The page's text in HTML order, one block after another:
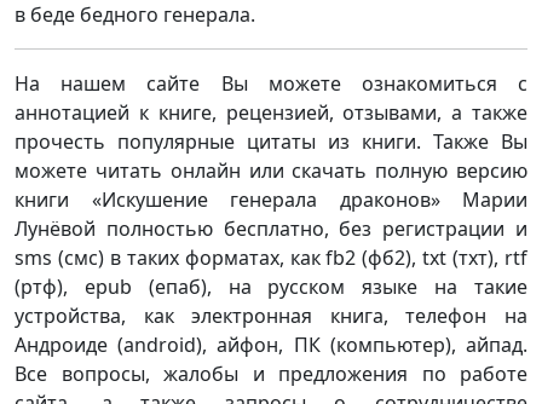
в беде бедного генерала.
На нашем сайте Вы можете ознакомиться с
аннотацией к книге, рецензией, отзывами, а также
прочесть популярные цитаты из книги. Также Вы
можете читать онлайн или скачать полную версию
книги «Искушение генерала драконов» Марии
Лунёвой полностью бесплатно, без регистрации и
sms (смс) в таких форматах, как fb2 (фб2), txt (тхт), rtf
(ртф), epub (епаб), на русском языке на такие
устройства, как электронная книга, телефон на
Андроиде (android), айфон, ПК (компьютер), айпад.
Все вопросы, жалобы и предложения по работе